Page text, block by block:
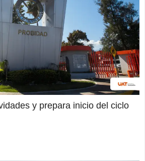
y prepara inicio del ciclo